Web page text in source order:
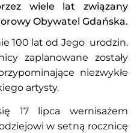
wiele lat związany
Obywatel Gdańska.
100 lat od Jego urodzin.
zaplanowane zostały
niezwykłe
artysty.
17 lipca wernisażem
w setną rocznicę